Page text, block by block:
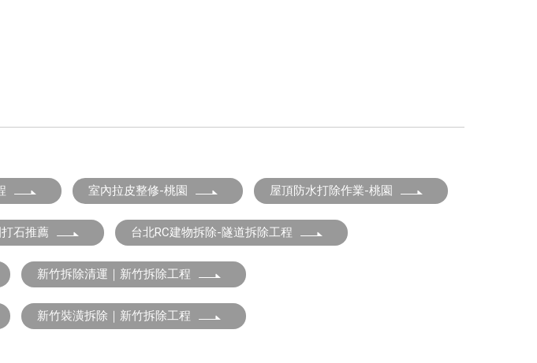
室內拉皮整修-桃園 屋頂防水打除作業-桃園
石推薦 台北RC建物拆除-隧道拆除工程
新竹拆除清運｜新竹拆除工程
新竹裝潢拆除｜新竹拆除工程